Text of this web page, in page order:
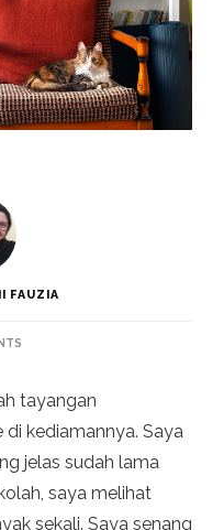
FAUZIA
ON
PRIBADI
RUMAH,
MULAI
MANA
YAA?
tayangan
kediamannya. Saya
jelas sudah lama
saya melihat
sekali. Saya senang